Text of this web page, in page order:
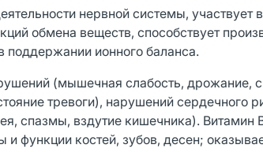
нервной системы, участвует
обмена веществ, способствует
поддержании ионного баланса.
(мышечная слабость, дрожание,
тревоги), нарушений сердечного
спазмы, вздутие кишечника). Витамин
функции костей, зубов, десен;